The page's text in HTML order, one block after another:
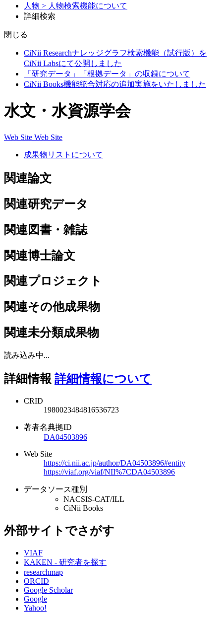
人物 > 人物検索機能について
詳細検索
閉じる
CiNii Researchナレッジグラフ検索機能（試行版）を
CiNii Labsにて公開しました
「研究データ」「根拠データ」の収録について
CiNii Books機能統合対応の追加実施をいたしました
水文・水資源学会
Web Site Web Site
成果物リストについて
関連論文
関連研究データ
関連図書・雑誌
関連博士論文
関連プロジェクト
関連その他成果物
関連未分類成果物
読み込み中...
詳細情報 詳細情報について
CRID
1980023484816536723
著者名典拠ID
DA04503896
Web Site
https://ci.nii.ac.jp/author/DA04503896#entity
https://viaf.org/viaf/NII%7CDA04503896
データソース種別
NACSIS-CAT/ILL
CiNii Books
外部サイトでさがす
VIAF
KAKEN - 研究者を探す
researchmap
ORCID
Google Scholar
Google
Yahoo!